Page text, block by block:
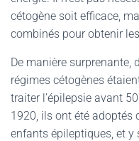
cétogène soit efficace,
combinés pour obtenir
De manière surprenante,
régimes cétogènes
traiter l’épilepsie avant
1920, ils ont été adoptés
enfants épileptiques, et